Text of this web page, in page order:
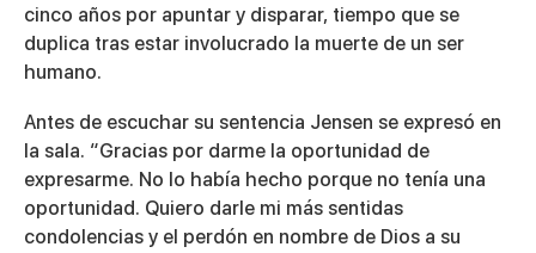
cinco años por apuntar y disparar, tiempo que se
duplica tras estar involucrado la muerte de un ser
humano.
Antes de escuchar su sentencia Jensen se expresó en
la sala. “Gracias por darme la oportunidad de
expresarme. No lo había hecho porque no tenía una
oportunidad. Quiero darle mi más sentidas
condolencias y el perdón en nombre de Dios a su